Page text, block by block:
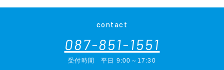
contact
087-851-1551
受付時間平日 9:00～17:30